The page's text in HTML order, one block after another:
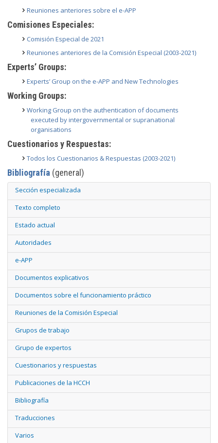
Reuniones anteriores sobre el e-APP
Comisiones Especiales:
Comisión Especial de 2021
Reuniones anteriores de la Comisión Especial (2003-2021)
Experts’ Groups:
Experts’ Group on the e-APP and New Technologies
Working Groups:
Working Group on the authentication of documents
executed by intergovernmental or supranational
organisations
Cuestionarios y Respuestas:
Todos los Cuestionarios & Respuestas (2003-2021)
Bibliografía (general)
Sección especializada
Texto completo
Estado actual
Autoridades
e-APP
Documentos explicativos
Documentos sobre el funcionamiento práctico
Reuniones de la Comisión Especial
Grupos de trabajo
Grupo de expertos
Cuestionarios y respuestas
Publicaciones de la HCCH
Bibliografía
Traducciones
Varios